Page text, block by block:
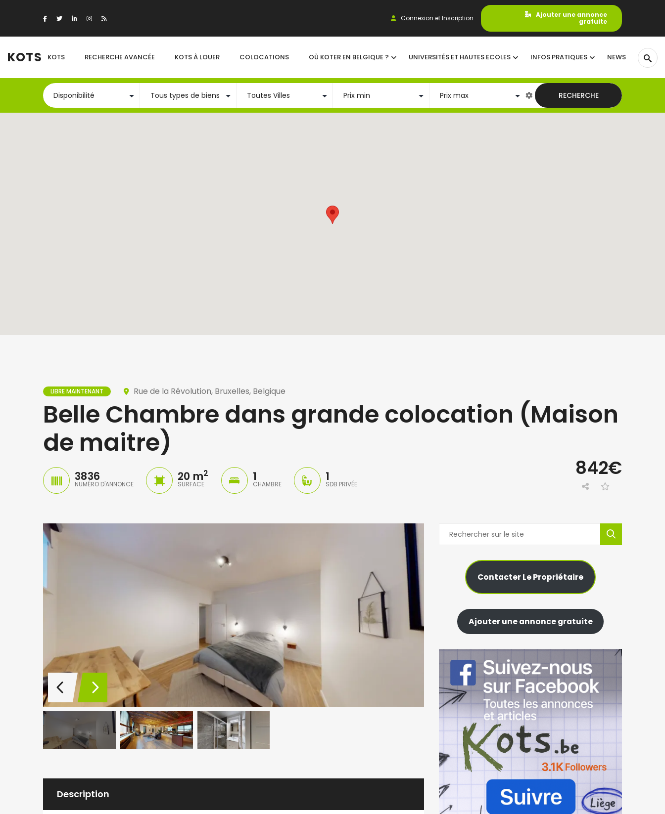
Connexion et Inscription
Ajouter une annonce
gratuite
KOTS KOTS RECHERCHE AVANCÉE KOTS À LOUER COLOCATIONS OÙ KOTER EN BELGIQUE ? UNIVERSITÉS ET HAUTES ECOLES INFOS PRATIQUES NEWS
RECHERCHE
LIBRE MAINTENANT Rue de la Révolution, Bruxelles, Belgique
Belle Chambre dans grande colocation (Maison
de maitre)
3836
NUMÉRO D'ANNONCE
20 m2
SURFACE
1
CHAMBRE
1
SDB PRIVÉE
842€
Description
Contacter Le Propriétaire
Ajouter une annonce gratuite